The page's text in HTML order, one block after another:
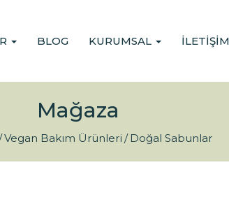
BLOG KURUMSAL İLETIŞIM
Mağaza
Vegan Bakım Ürünleri Doğal Sabunlar